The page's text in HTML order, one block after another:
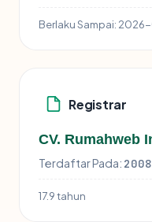
Berlaku Sampai:
Registrar
CV. Rumahweb
Terdaftar Pada:
17.9 tahun